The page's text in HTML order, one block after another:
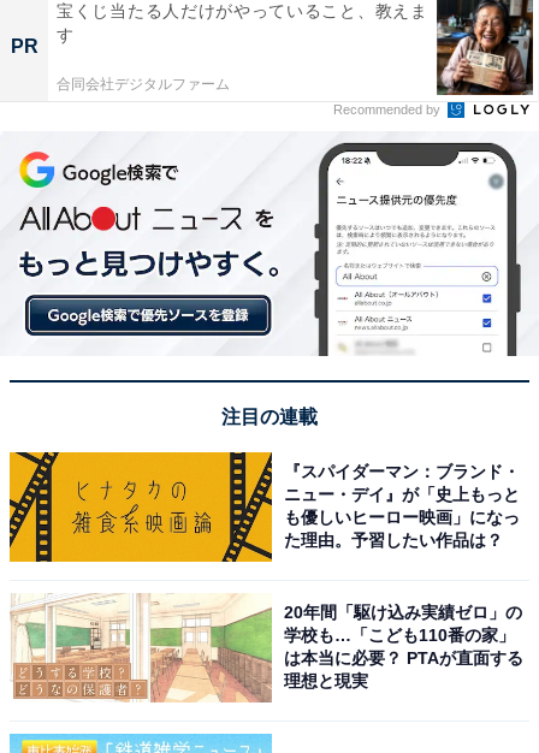
PR
宝くじ当たる人だけがやっていること、教えま
す
合同会社デジタルファーム
Recommended by
注目の連載
『スパイダーマン：ブランド・
ニュー・デイ』が「史上もっと
も優しいヒーロー映画」になっ
た理由。予習したい作品は？
20年間「駆け込み実績ゼロ」の
学校も…「こども110番の家」
は本当に必要？ PTAが直面する
理想と現実